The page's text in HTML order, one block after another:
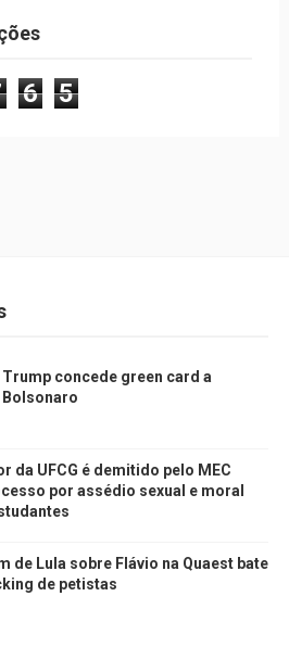
6 5
Trump concede green card a
Bolsonaro
da UFCG é demitido pelo MEC
por assédio sexual e moral
de Lula sobre Flávio na Quaest bate
de petistas